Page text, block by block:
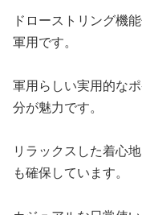
ドローストリング機
軍用です。
軍用らしい実用的な
分が魅力です。
リラックスした着心
も確保しています。